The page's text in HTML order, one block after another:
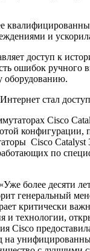
и
доступ к
ошибок ручного
оборудованию.
стал
Cisco
Cisco
по
десяти лет
генеральный
критически
и технологии,
Cisco
на